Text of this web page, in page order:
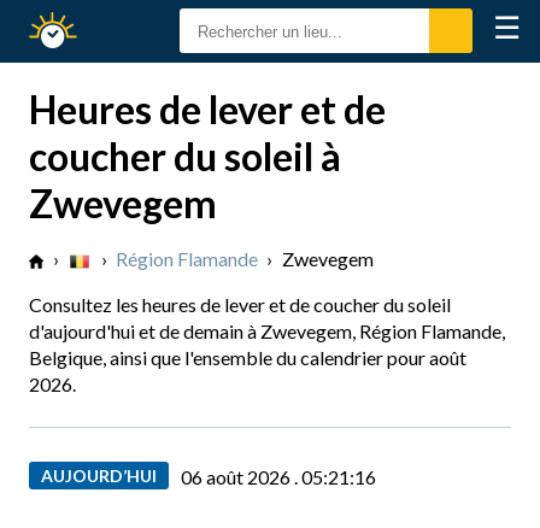
Calendrier
Solaire
☰
Heures de lever et de
coucher du soleil à
Zwevegem
› › Région Flamande › Zwevegem
Consultez les heures de lever et de coucher du soleil
d'aujourd'hui et de demain à Zwevegem, Région Flamande,
Belgique, ainsi que l'ensemble du calendrier pour août
2026.
AUJOURD’HUI 06 août 2026 .05:21:17